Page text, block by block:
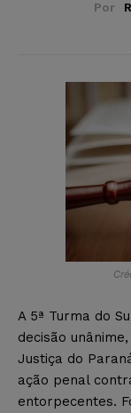
Por
​​​​A 5ª Turma do
decisão
Justiça do
ação penal
entorpecentes.